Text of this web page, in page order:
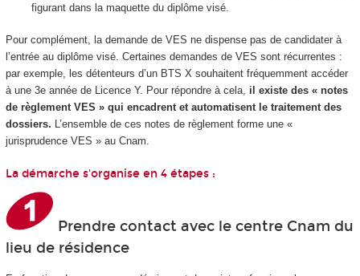
figurant dans la maquette du diplôme visé.
Pour complément, la demande de VES ne dispense pas de candidater à
l’entrée au diplôme visé. Certaines demandes de VES sont récurrentes :
par exemple, les détenteurs d’un BTS X souhaitent fréquemment accéder
à une 3e année de Licence Y. Pour répondre à cela, il existe des « notes
de règlement VES » qui encadrent et automatisent le traitement des
dossiers. L’ensemble de ces notes de règlement forme une «
jurisprudence VES » au Cnam.
La démarche s'organise en 4 étapes :
Prendre contact avec le centre Cnam du
lieu de résidence